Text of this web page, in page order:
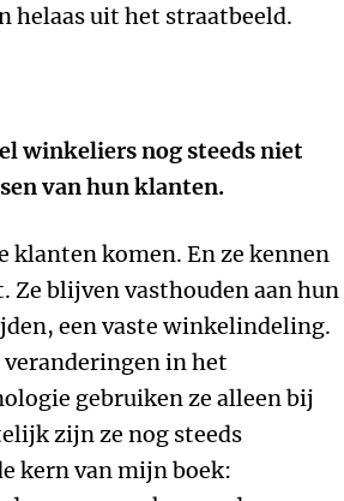
helaas uit het straatbeeld.
winkeliers nog steeds niet
van hun klanten.
klanten komen. En ze kennen
Ze blijven vasthouden aan hun
een vaste winkelindeling.
in het
gebruiken ze alleen bij
zijn ze nog steeds
kern van mijn boek: